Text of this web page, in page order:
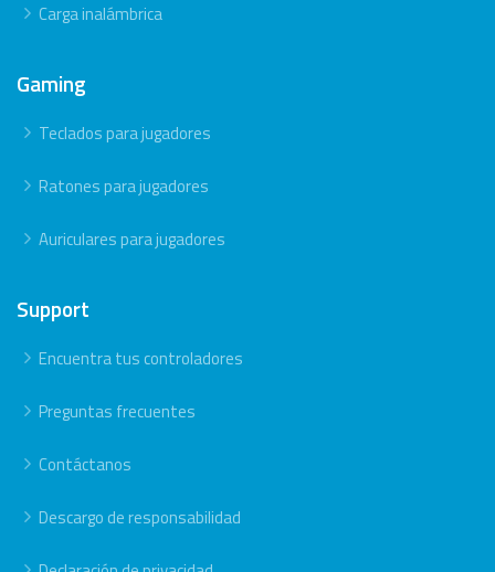
Carga inalámbrica
Gaming
Teclados para jugadores
Ratones para jugadores
Auriculares para jugadores
Support
Encuentra tus controladores
Preguntas frecuentes
Contáctanos
Descargo de responsabilidad